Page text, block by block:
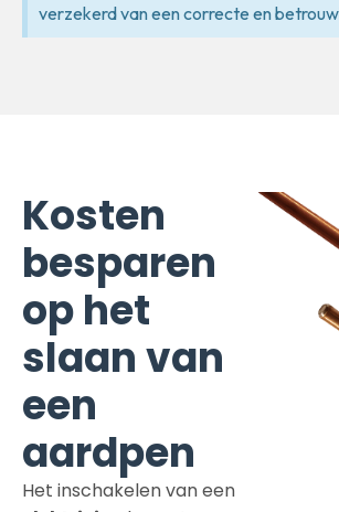
verzekerd van een correcte en
Kosten
besparen
op het
slaan van
een
aardpen
Het inschakelen van een